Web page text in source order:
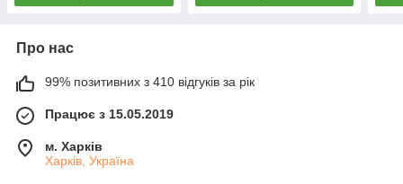
Про нас
99% позитивних з 410 відгуків за рік
Працює з 15.05.2019
м. Харків
Харків, Україна